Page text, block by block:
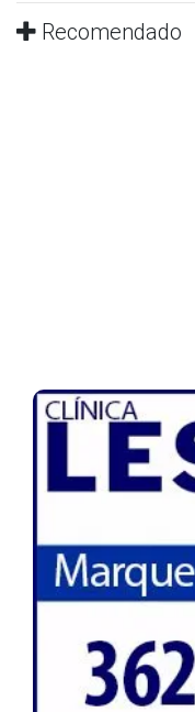
Recomendado